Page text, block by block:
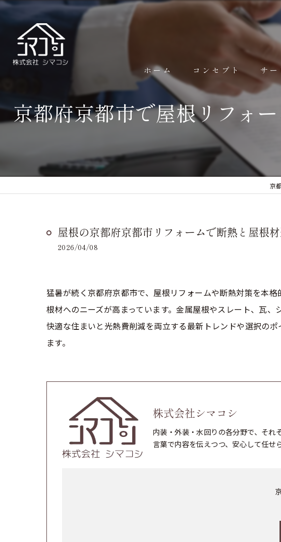
ホーム コンセプト サ
内装
京都府京都市で屋根リフォ
京
屋根の京都府京都市リフォームで断熱と屋根
2026/04/08
猛暑が続く京都府京都市で、屋根リフォームや断熱対策を本
根材へのニーズが高まっています。金属屋根やスレート、瓦
快適な住まいと光熱費削減を両立する最新トレンドや選択の
ます。
株式会社シマコシ
内装・外装・水回りの各分野で、それ
言葉で内容を伝えつつ、安心して任せ